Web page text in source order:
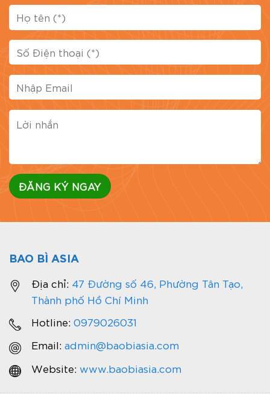
BAO BÌ ASIA
Địa chỉ: 47 Đường số 46, Phường Tân Tạo,
Thành phố Hồ Chí Minh
Hotline: 0979026031
Email: admin@baobiasia.com
Website: www.baobiasia.com